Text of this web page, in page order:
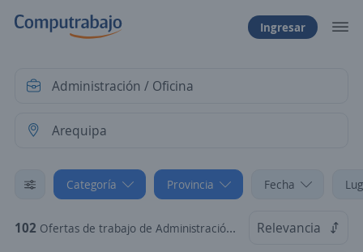
Ingresar
Categoría Provincia Fecha
102 Ofertas de trabajo de Administración / Oficina en Arequipa, Arequipa Relevancia